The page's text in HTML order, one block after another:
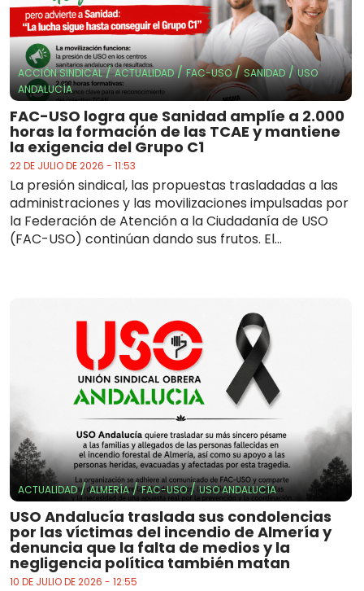
ACCIÓN SINDICAL/ACTUALIDAD/FAC-USO/SANIDAD/USO
ANDALUCÍA
FAC-USO logra que Sanidad amplíe a 2.000
horas la formación de las TCAE y mantiene
la exigencia del Grupo C1
22 DE JULIO DE 2026 - 11:53
La presión sindical, las propuestas trasladadas a las
administraciones y las movilizaciones impulsadas por
la Federación de Atención a la Ciudadanía de USO
(FAC-USO) continúan dando sus frutos. El...
ACTUALIDAD/ALMERÍA/FAC-USO/USO ANDALUCÍA
USO Andalucía traslada sus condolencias
por las víctimas del incendio de Almería y
denuncia que la falta de medios y la
negligencia política también matan
10 DE JULIO DE 2026 - 12:55